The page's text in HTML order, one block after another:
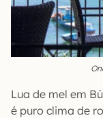
Lua de mel em
é puro clima de